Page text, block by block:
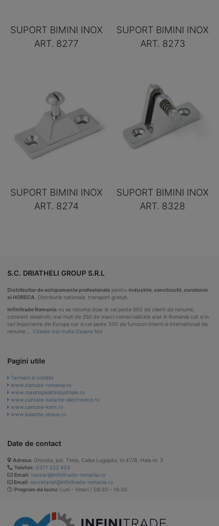
SUPORT BIMINI INOX
ART. 8277
SUPORT BIMINI INOX
ART. 8273
SUPORT BIMINI INOX
ART. 8274
SUPORT BIMINI INOX
ART. 8328
S.C. DRIATHELI GROUP S.R.L
Distribuitor de echipamente profesionale pentru industrie, constructii, curatenie
si HORECA. Distributie nationala, transport gratuit.
Infinitrade Romania nu se rezuma doar la cei peste 500 de clienti de renume,
constant deserviti, mai mult de 250 de marci comercializate atat in Romania cat si in
tari importante din Europa cat si cei peste 300 de furnizori interni si internationali de
renume … Citeste mai multe Despre Noi
Pagini utile
Termeni si conditii
www.danube-romania.ro
www.masinispalatindustriale.ro
www.cantare-balante-electronice.ro
www.cantare-kern.ro
www.balante-ohaus.ro
Date de contact
Adresa: Ghiroda, jud. Timis, Calea Lugojului, nr.47/B, Hala nr. 3
Telefon: 0371 232 404
Email: vanzari@infinitrade-romania.ro
Email: secretariat@infinitrade-romania.ro
Program de lucru: Luni – Vineri / 08:30 – 16:30